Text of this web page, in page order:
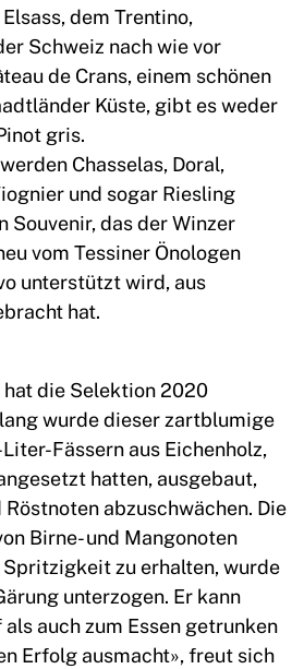
dem Trentino,
Schweiz nach wie vor
de Crans, einem schönen
Küste, gibt es weder
gris.
Chasselas, Doral,
und sogar Riesling
Souvenir, das der Winzer
vom Tessiner Önologen
unterstützt wird, aus
hat.
die Selektion 2020
wurde dieser zartblumige
Fässern aus Eichenholz,
hatten, ausgebaut,
Röstnoten abzuschwächen. Die
Birne- und Mangonoten
zu erhalten, wurde
unterzogen. Er kann
auch zum Essen getrunken
Erfolg ausmacht», freut sich